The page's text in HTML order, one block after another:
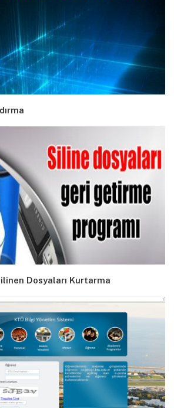
Dosyaları Kurtarma